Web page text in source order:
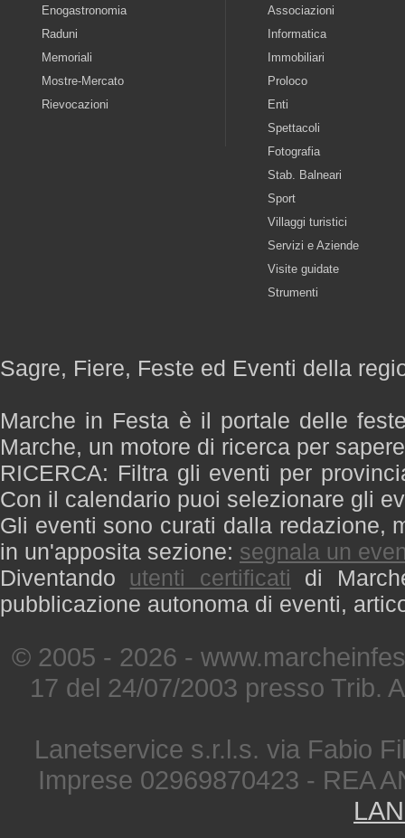
Enogastronomia
Raduni
Memoriali
Mostre-Mercato
Rievocazioni
Associazioni
Informatica
Immobiliari
Proloco
Enti
Spettacoli
Fotografia
Stab. Balneari
Sport
Villaggi turistici
Servizi e Aziende
Visite guidate
Strumenti
Sagre, Fiere, Feste ed Eventi della
Marche in Festa è il portale delle
Marche, un motore di ricerca per
RICERCA: Filtra gli eventi per
Con il calendario puoi selezionare gli
Gli eventi sono curati dalla redazione,
in un'apposita sezione: segnala un
Diventando utenti certificati di
pubblicazione autonoma di eventi,
© 2005 - 2026 -
17 del 24/07/2003 presso Trib.
Lanetservice s.r.l.s. via Fabio
Imprese 02969870423 - REA